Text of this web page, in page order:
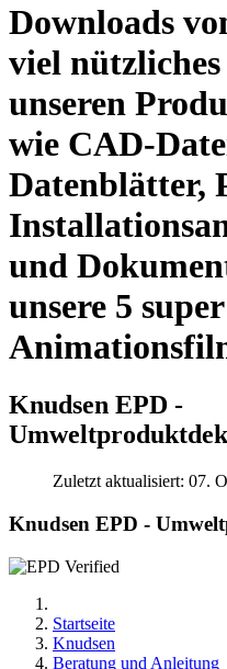
Downloads
viel nützliches
unseren
wie CAD-
Datenblätter,
und
unsere 5
Knudsen EPD -
Zuletzt aktualisiert: 07.
Knudsen EPD -
Startseite
Knudsen
Beratung und Anleitung